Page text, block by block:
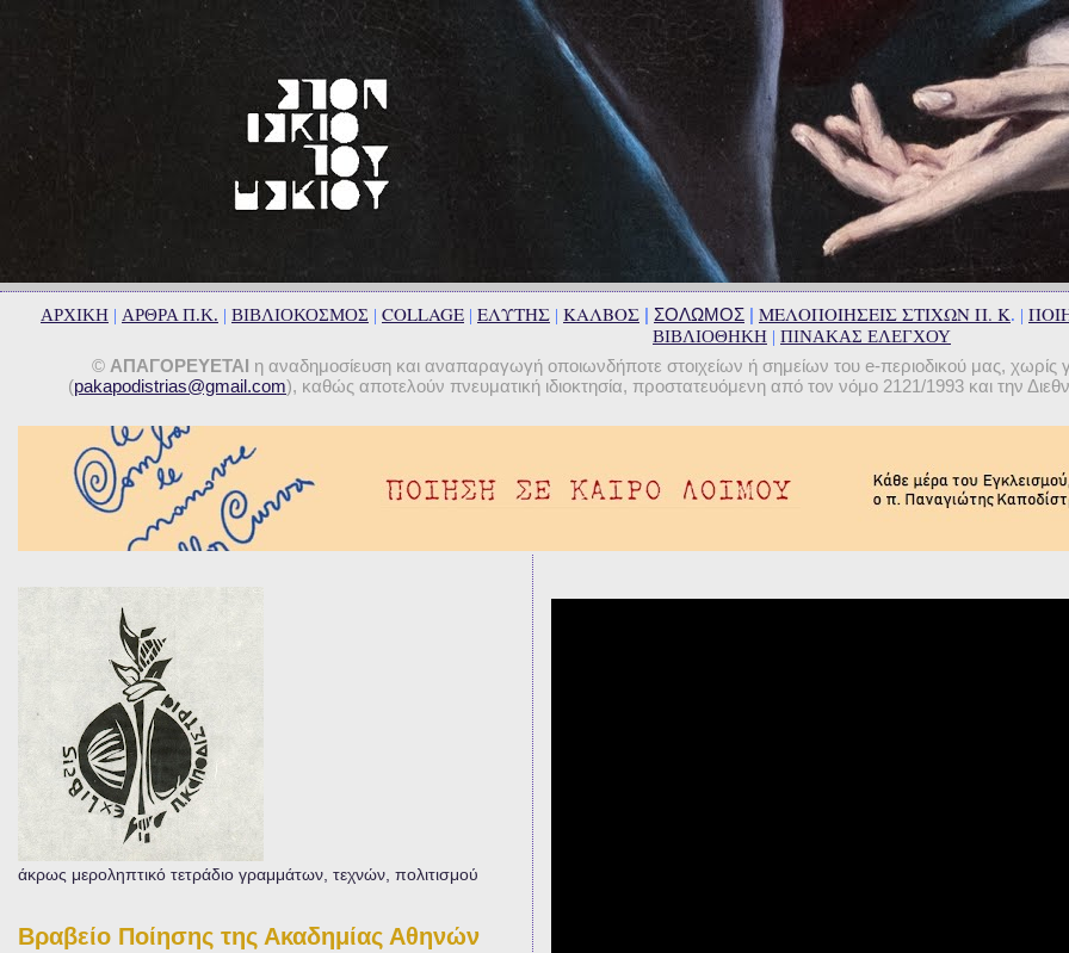
ΑΡΧΙΚΗ | ΑΡΘΡΑ Π.Κ. | ΒΙΒΛΙΟΚΟΣΜΟΣ | COLLAGE | ΕΛΥΤΗΣ | ΚΑΛΒΟΣ | ΣΟΛΩΜΟΣ | ΜΕΛΟΠΟΙΗΣΕΙΣ ΣΤΙΧΩΝ Π. Κ. |
ΒΙΒΛΙΟΘΗΚΗ | ΠΙΝΑΚΑΣ ΕΛΕΓΧΟΥ
© ΑΠΑΓΟΡΕΥΕΤΑΙ η αναδημοσίευση και αναπαραγωγή οποιωνδήποτε στοιχείων ή σημείων του e-περιοδικού μας,
(pakapodistrias@gmail.com), καθώς αποτελούν πνευματική ιδιοκτησία, προστατευόμενη από τον νόμο 2121/1993 και την
άκρως μεροληπτικό τετράδιο γραμμάτων, τεχνών, πολιτισμού
Βραβείο Ποίησης της Ακαδημίας Αθηνών